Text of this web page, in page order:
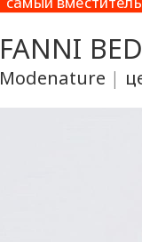
FANNI
Modenature |